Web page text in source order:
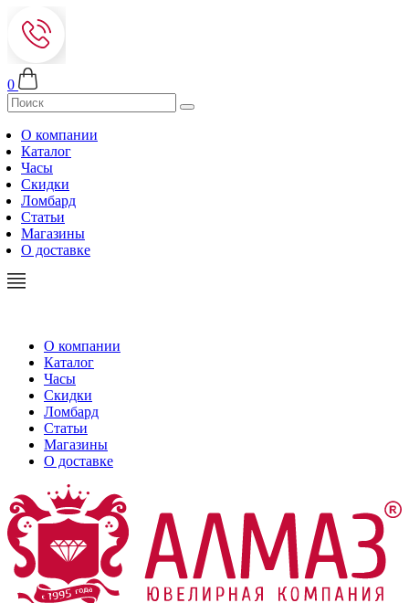
0
О компании
Каталог
Часы
Скидки
Ломбард
Статьи
Магазины
О доставке
О компании
Каталог
Часы
Скидки
Ломбард
Статьи
Магазины
О доставке